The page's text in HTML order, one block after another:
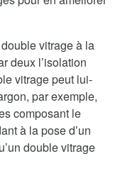
vitrage à la
deux l’isolation
vitrage peut lui-
par exemple,
composant le
à la pose d’un
double vitrage